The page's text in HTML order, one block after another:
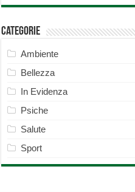
Categorie
Ambiente
Bellezza
In Evidenza
Psiche
Salute
Sport